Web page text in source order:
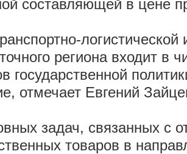
составляющей в цене
региона входит в
государственной
отмечает Евгений
задач, связанных с
товаров в